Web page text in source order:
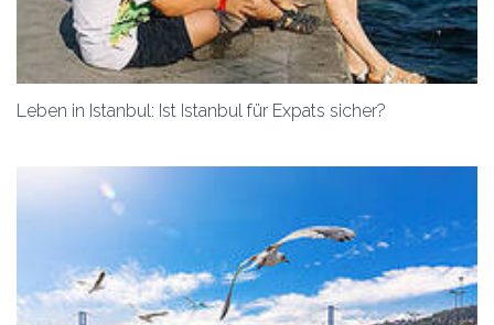
Leben in Istanbul: Ist Istanbul für Expats sicher?